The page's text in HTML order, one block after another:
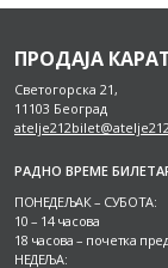
ПРОДАЈА
Светогорска 21,
11103 Београд
РАДНО ВРЕМЕ
ПОНЕДЕЉАК – СУБОТА:
10 – 14 часова
18 часова – почетка
НЕДЕЉА: